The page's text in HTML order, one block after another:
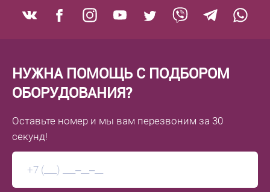
НУЖНА ПОМОЩЬ С ПОДБОРОМ
ОБОРУДОВАНИЯ?
Оставьте номер и мы вам перезвоним за 30
секунд!